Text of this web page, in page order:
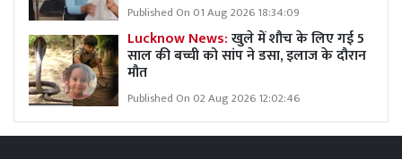
Published On 01 Aug 2026 18:34:09
Lucknow News:खुले में शौच के लिए गई 5
साल की बच्ची को सांप ने डसा, इलाज के दौरान
मौत
Published On 02 Aug 2026 12:02:46